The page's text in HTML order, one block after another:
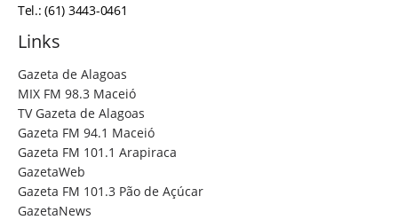
Tel.: (61) 3443-0461
Links
Gazeta de Alagoas
MIX FM 98.3 Maceió
TV Gazeta de Alagoas
Gazeta FM 94.1 Maceió
Gazeta FM 101.1 Arapiraca
GazetaWeb
Gazeta FM 101.3 Pão de Açúcar
GazetaNews